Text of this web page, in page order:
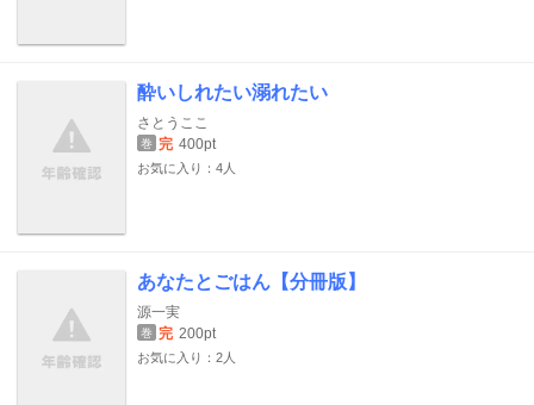
酔いしれたい溺れたい
さとうここ
巻 完 400pt
お気に入り：4人
あなたとごはん【分冊版】
源一実
巻 完 200pt
お気に入り：2人